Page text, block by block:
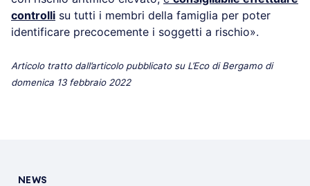
controlli su tutti i membri della famiglia per poter
identificare precocemente i soggetti a rischio».
Articolo tratto dall’articolo pubblicato su L’Eco di Bergamo di
domenica 13 febbraio 2022
NEWS